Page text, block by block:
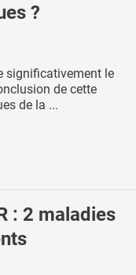
?
significativement le
de cette
de la ...
: 2 maladies